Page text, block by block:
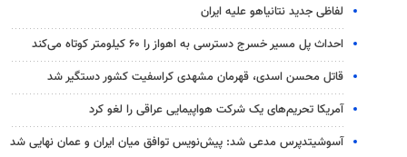
لفاظی جدید نتانیاهو علیه ایران
احداث پل مسیر خسرج دسترسی به اهواز را ۶۰ کیلومتر کوتاه می‌کند
قاتل محسن اسدی، قهرمان مشهدی کراسفیت کشور دستگیر شد
آمریکا تحریم‌های یک شرکت هواپیمایی عراقی را لغو کرد
آسوشیتدپرس مدعی شد: پیش‌نویس توافق میان ایران و عمان نهایی شد